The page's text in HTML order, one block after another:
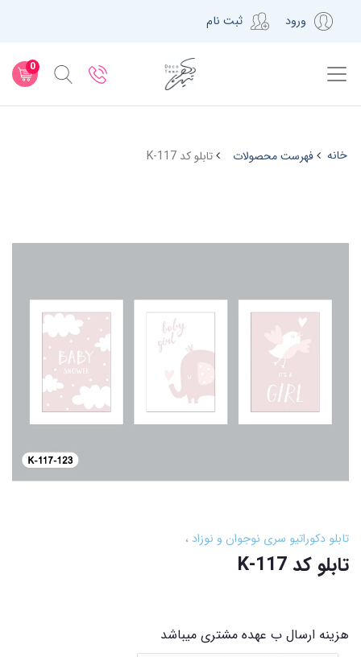
ورود ثبت نام
0
خانه فهرست محصولات تابلو کد K-117
تابلو دکوراتیو سری نوجوان و نوزاد
تابلو کد K-117
هزینه ارسال ب عهده مشتری میباشد